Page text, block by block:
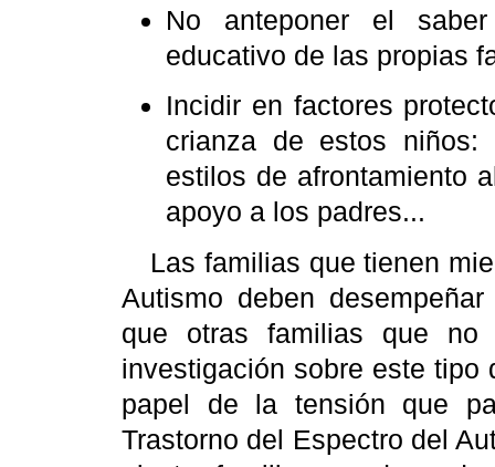
No anteponer el
educativo de las propias
Incidir en factores
crianza de estos niños:
estilos de afrontamiento
apoyo a los padres...
Las familias que tienen
Autismo deben
que otras familias que no
investigación sobre este
papel de la tensión que
Trastorno del Espectro del